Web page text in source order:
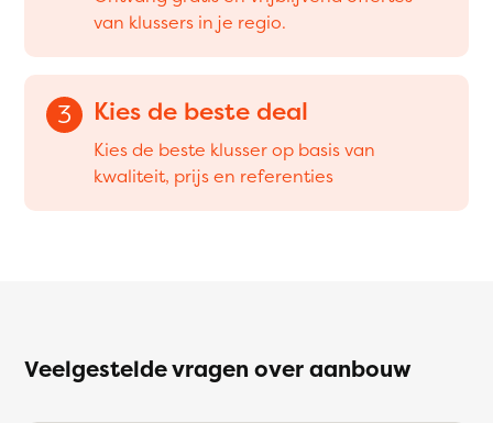
van klussers in je regio.
3 Kies de beste deal
Kies de beste klusser op basis van
kwaliteit, prijs en referenties
Veelgestelde vragen over aanbouw